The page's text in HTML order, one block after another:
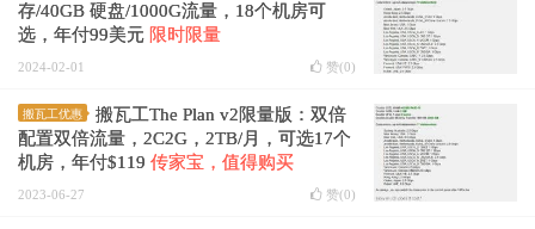
存/40GB 硬盘/1000G流量，18个机房可
选，年付99美元 限时限量
2024-02-01 赞(0)
搬瓦工优惠
搬瓦工The Plan v2限量版：双倍
配置双倍流量，2C2G，2TB/月，可选17个
机房，年付$119 传家宝，值得购买
2023-06-27 赞(0)